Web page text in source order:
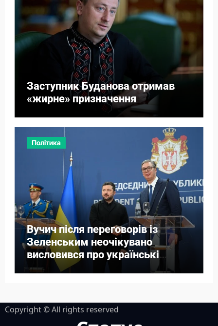
Заступник Буданова отримав
«жирне» призначення
Політика
Вучич після переговорів із
Зеленським неочікувано
висловився про українські
території
Copyright © All rights reserved